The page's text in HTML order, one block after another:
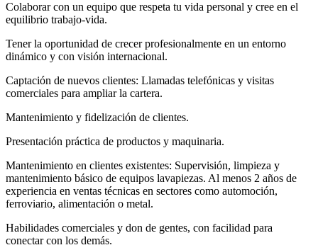
Colaborar con un equipo que respeta tu vida personal y cree en el
equilibrio trabajo-vida.
Tener la oportunidad de crecer profesionalmente en un entorno
dinámico y con visión internacional.
Captación de nuevos clientes: Llamadas telefónicas y visitas
comerciales para ampliar la cartera.
Mantenimiento y fidelización de clientes.
Presentación práctica de productos y maquinaria.
Mantenimiento en clientes existentes: Supervisión, limpieza y
mantenimiento básico de equipos lavapiezas. Al menos 2 años de
experiencia en ventas técnicas en sectores como automoción,
ferroviario, alimentación o metal.
Habilidades comerciales y don de gentes, con facilidad para
conectar con los demás.